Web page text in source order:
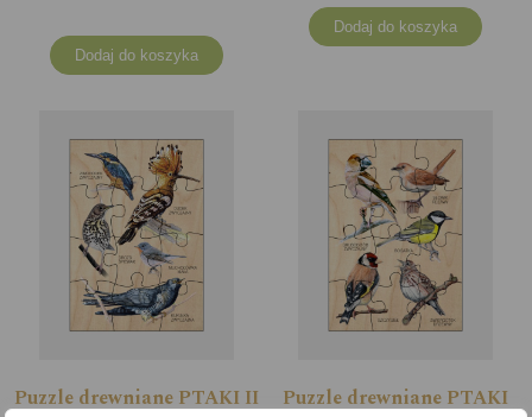
Dodaj do koszyka
Dodaj do koszyka
Puzzle drewniane PTAKI II
Puzzle drewniane PTAKI